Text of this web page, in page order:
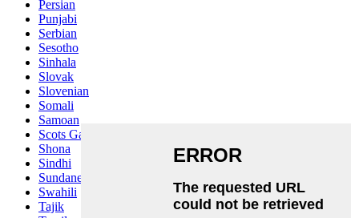
Persian
Punjabi
Serbian
Sesotho
Sinhala
Slovak
Slovenian
Somali
Samoan
Scots Gaelic
Shona
Sindhi
Sundanese
Swahili
Tajik